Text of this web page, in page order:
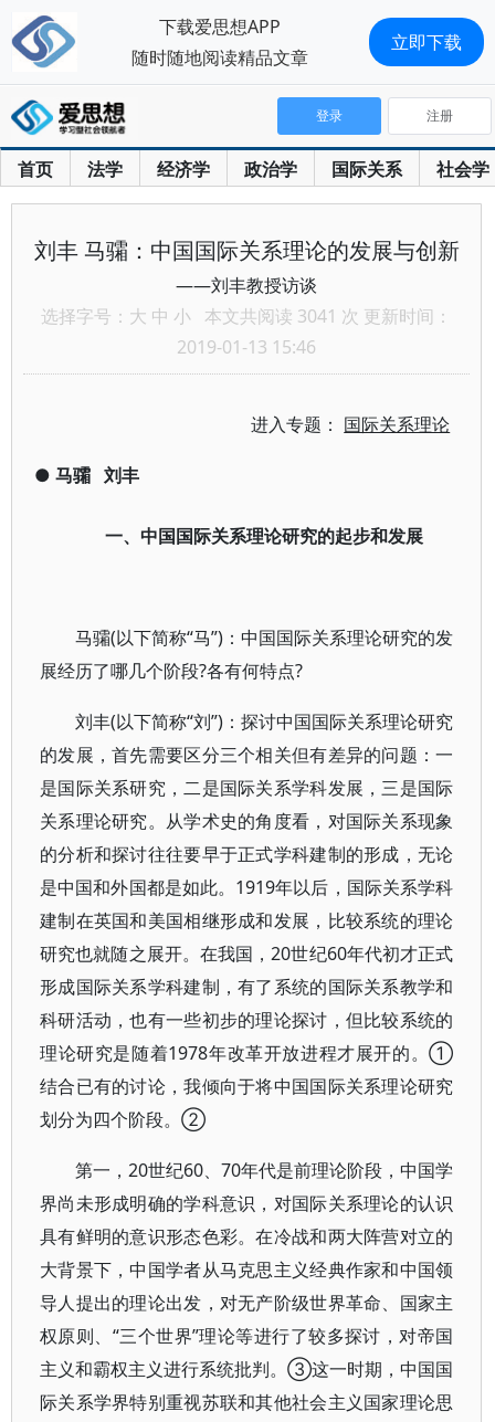
首页 法学 经济学 政治学 国际关系 社会学
登录 注册
刘丰 马骦：中国国际关系理论的发展与创新
——刘丰教授访谈
选择字号： 大 中 小 本文共阅读 3041 次 更新时间：
2019-01-13 15:46
进入专题： 国际关系理论
● 马骦 刘丰
一、中国国际关系理论研究的起步和发展
马骦(以下简称“马”)：中国国际关系理论研究的发
展经历了哪几个阶段?各有何特点?
刘丰(以下简称“刘”)：探讨中国国际关系理论研究
的发展，首先需要区分三个相关但有差异的问题：一
是国际关系研究，二是国际关系学科发展，三是国际
关系理论研究。从学术史的角度看，对国际关系现象
的分析和探讨往往要早于正式学科建制的形成，无论
是中国和外国都是如此。1919年以后，国际关系学科
建制在英国和美国相继形成和发展，比较系统的理论
研究也就随之展开。在我国，20世纪60年代初才正式
形成国际关系学科建制，有了系统的国际关系教学和
科研活动，也有一些初步的理论探讨，但比较系统的
理论研究是随着1978年改革开放进程才展开的。①
结合已有的讨论，我倾向于将中国国际关系理论研究
划分为四个阶段。②
第一，20世纪60、70年代是前理论阶段，中国学
界尚未形成明确的学科意识，对国际关系理论的认识
具有鲜明的意识形态色彩。在冷战和两大阵营对立的
大背景下，中国学者从马克思主义经典作家和中国领
导人提出的理论出发，对无产阶级世界革命、国家主
权原则、“三个世界”理论等进行了较多探讨，对帝国
主义和霸权主义进行系统批判。③这一时期，中国国
际关系学界特别重视苏联和其他社会主义国家理论思
下载爱思想APP
随时随地阅读精品文章
立即下载